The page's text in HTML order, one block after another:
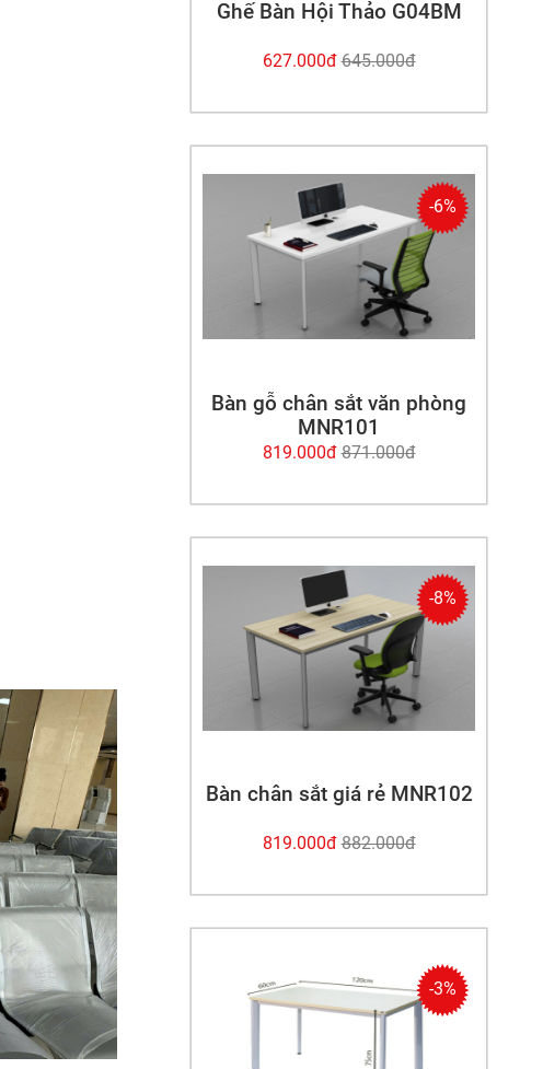
Ghế Bàn Hội Thảo G04BM
627.000đ 645.000đ
-6%
Bàn gỗ chân sắt văn phòng
MNR101
819.000đ 871.000đ
-8%
Bàn chân sắt giá rẻ MNR102
819.000đ 882.000đ
-3%